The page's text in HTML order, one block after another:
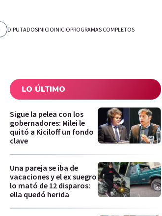
DIPUTADOSINICIOINICIOPROGRAMAS COMPLETOS
LO ÚLTIMO
Sigue la pelea con los
gobernadores: Milei le
quitó a Kiciloff un fondo
clave
Una pareja se iba de
vacaciones y el ex suegro
lo mató de 12 disparos:
ella quedó herida